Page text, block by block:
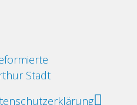
Stadt